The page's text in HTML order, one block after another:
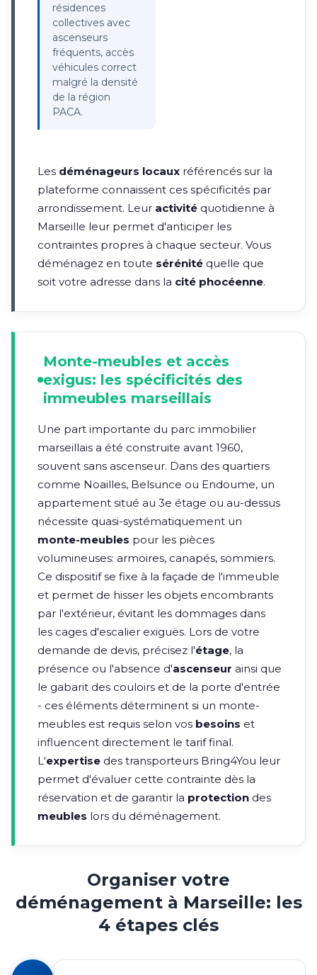
résidences
collectives avec
ascenseurs
fréquents, accès
véhicules correct
malgré la densité
de la région
PACA.
Les déménageurs locaux référencés sur la
plateforme connaissent ces spécificités par
arrondissement. Leur activité quotidienne à
Marseille leur permet d'anticiper les
contraintes propres à chaque secteur. Vous
déménagez en toute sérénité quelle que
soit votre adresse dans la cité phocéenne.
Monte-meubles et accès
exigus: les spécificités des
immeubles marseillais
Une part importante du parc immobilier
marseillais a été construite avant 1960,
souvent sans ascenseur. Dans des quartiers
comme Noailles, Belsunce ou Endoume, un
appartement situé au 3e étage ou au-dessus
nécessite quasi-systématiquement un
monte-meubles pour les pièces
volumineuses: armoires, canapés, sommiers.
Ce dispositif se fixe à la façade de l'immeuble
et permet de hisser les objets encombrants
par l'extérieur, évitant les dommages dans
les cages d'escalier exiguës. Lors de votre
demande de devis, précisez l'étage, la
présence ou l'absence d'ascenseur ainsi que
le gabarit des couloirs et de la porte d'entrée
- ces éléments déterminent si un monte-
meubles est requis selon vos besoins et
influencent directement le tarif final.
L'expertise des transporteurs Bring4You leur
permet d'évaluer cette contrainte dès la
réservation et de garantir la protection des
meubles lors du déménagement.
Organiser votre
déménagement à Marseille: les
4 étapes clés